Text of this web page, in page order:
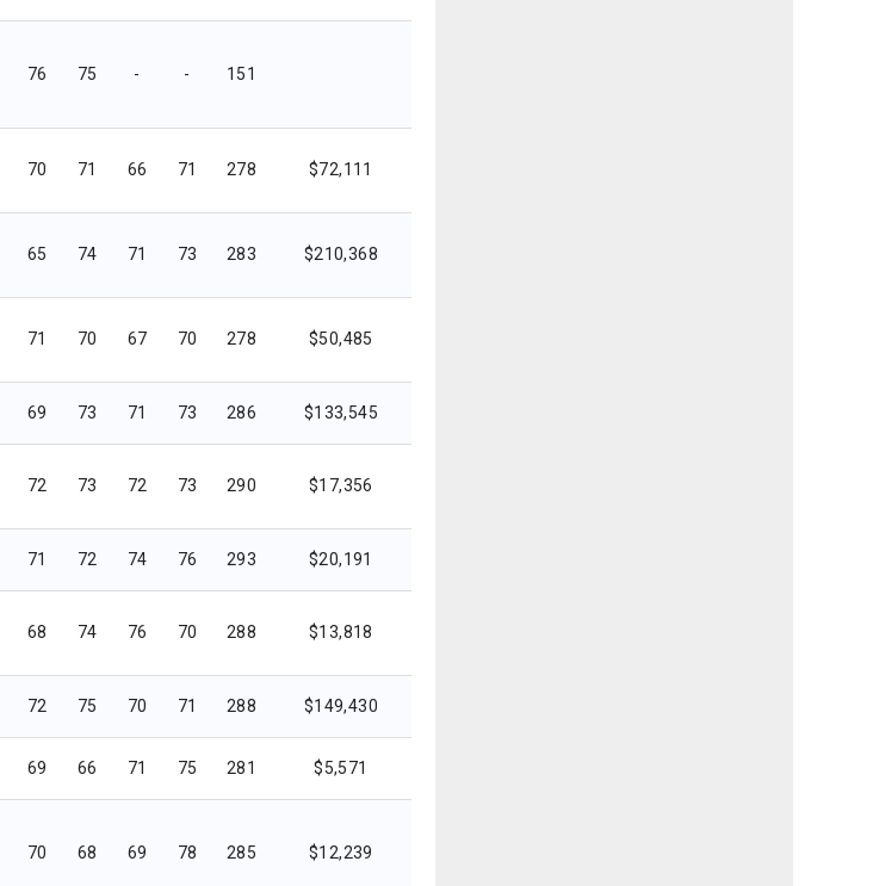
76 75 - - 151
70 71 66 71 278 $72,111
65 74 71 73 283 $210,368
71 70 67 70 278 $50,485
69 73 71 73 286 $133,545
72 73 72 73 290 $17,356
71 72 74 76 293 $20,191
68 74 76 70 288 $13,818
72 75 70 71 288 $149,430
69 66 71 75 281 $5,571
70 68 69 78 285 $12,239